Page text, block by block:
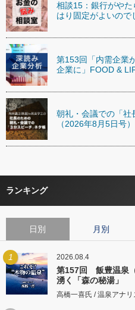
相談15：銀行がや
はり固定がよいので
第153回「内需企業
企業に」FOOD &
朝礼・会議での「社
（2026年8月5日号）
ランキング
日別 月別
1 2026.08.4
第157回 飯豊温泉
湧く「森の秘湯」
高橋一喜氏 / 温泉アナリ